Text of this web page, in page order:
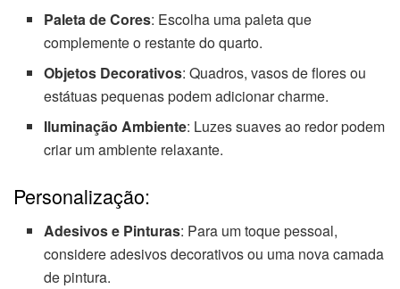
Paleta de Cores: Escolha uma paleta que
complemente o restante do quarto.
Objetos Decorativos: Quadros, vasos de flores ou
estátuas pequenas podem adicionar charme.
Iluminação Ambiente: Luzes suaves ao redor podem
criar um ambiente relaxante.
Personalização:
Adesivos e Pinturas: Para um toque pessoal,
considere adesivos decorativos ou uma nova camada
de pintura.